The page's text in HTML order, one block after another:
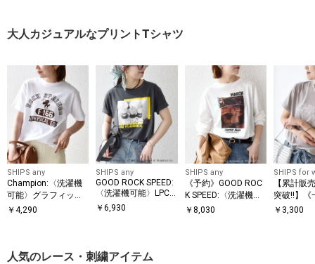
大人カジュアルなプリントTシャツ
SHIPS any
Champion:〈洗濯機
可能〉グラフィック
ロゴ ショート スリー
￥ 4,290
SHIPS any
GOOD ROCK SPEED:
〈洗濯機可能〉LPC
ロゴ プリント TEE
￥6,930
SHIPS any
《予約》GOOD ROC
K SPEED:〈洗濯機可
能〉LIFE PC フォト
￥ 8,030
SHIPS for
【累計販
突破!!】《
約》【
￥ 3,300
人気のレース・刺繍アイテム